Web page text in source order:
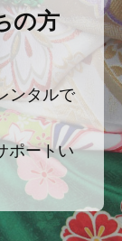
の方
ンタルで
ポートい